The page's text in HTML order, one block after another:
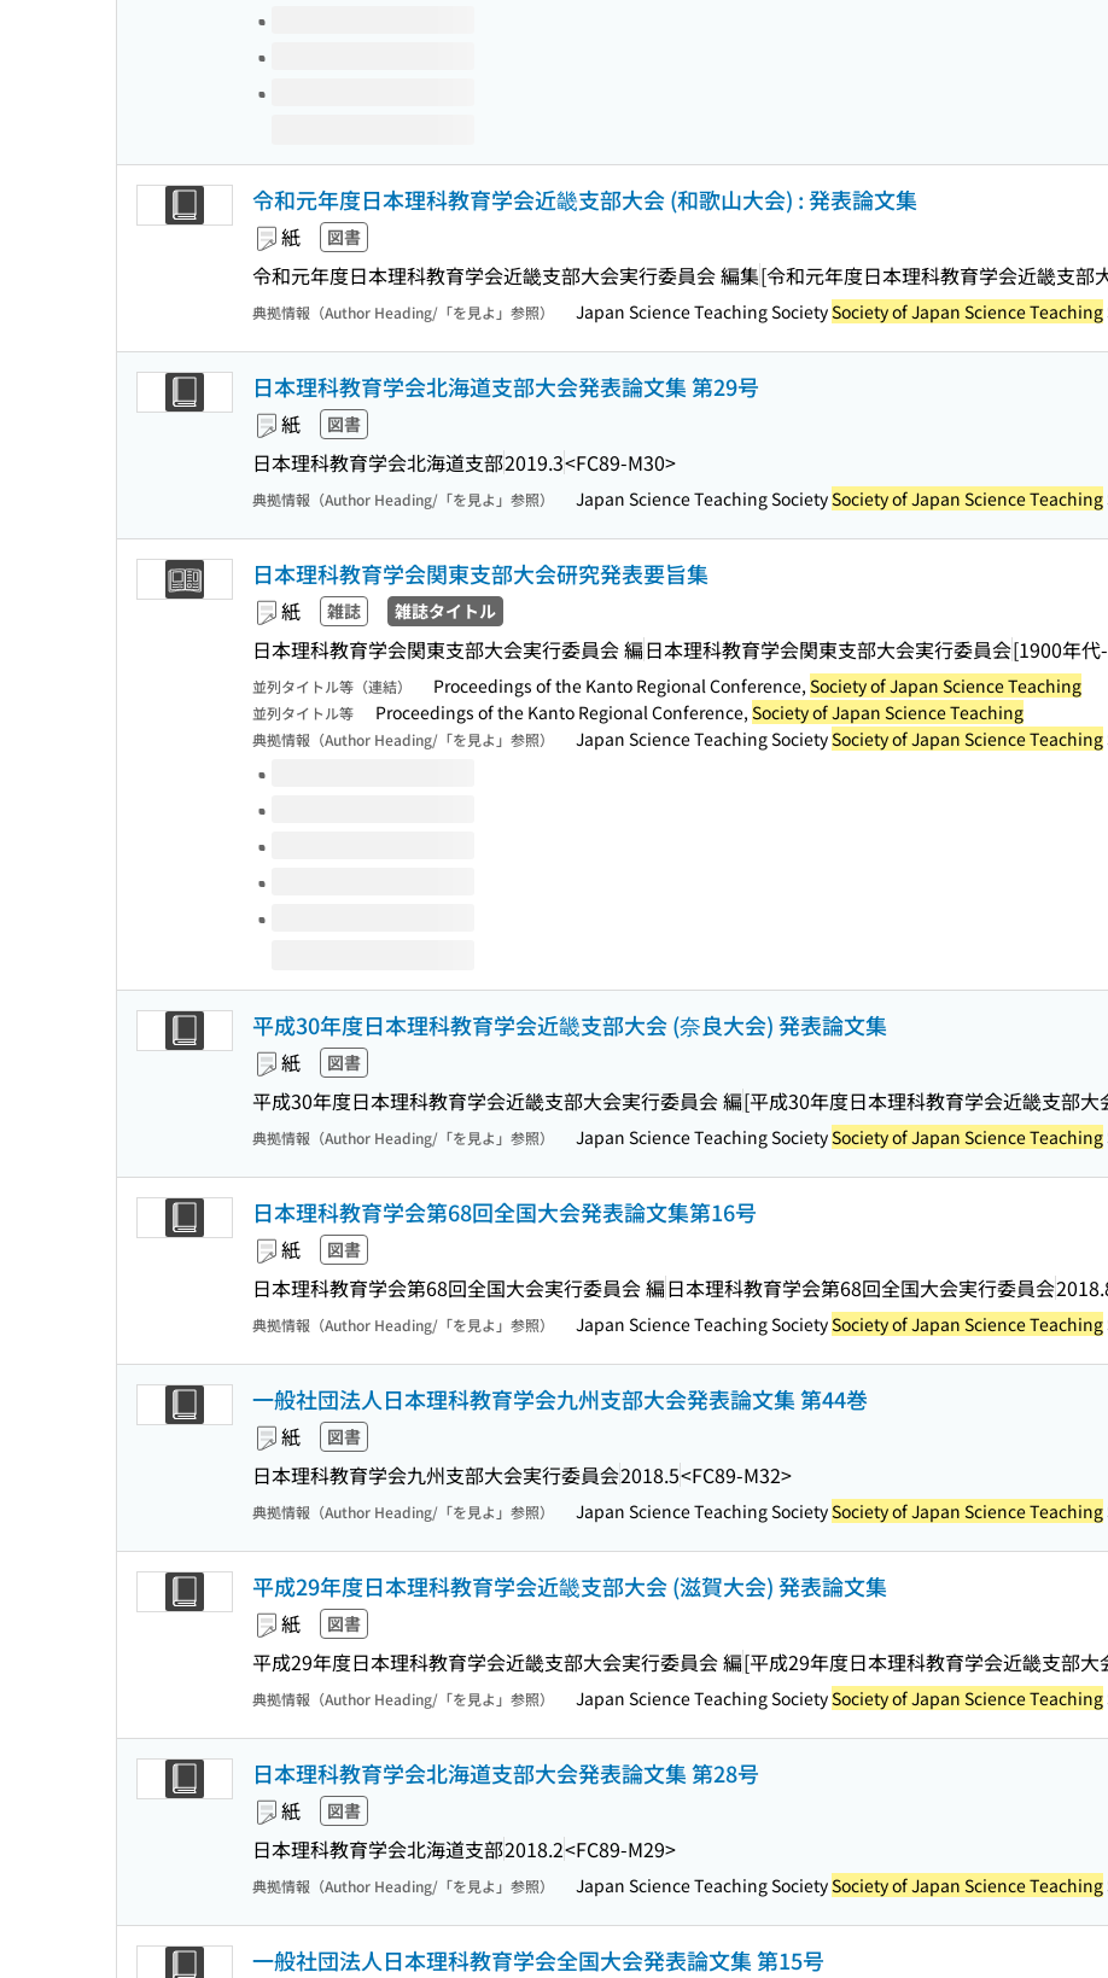
令和元年度日本理科教育学会近畿支部大会 (和歌山大会) : 発表論文集
紙 図書
令和元年度日本理科教育学会近畿支部大会実行委員会 編集[令和元年度日本理科教育学会近畿支部
典拠情報（Author Heading/「を見よ」参照） Japan Science Teaching SocietySociety of Japan Science Teaching
日本理科教育学会北海道支部大会発表論文集 第29号
紙 図書
日本理科教育学会北海道支部2019.3<FC89-M30>
典拠情報（Author Heading/「を見よ」参照） Japan Science Teaching SocietySociety of Japan Science Teaching
日本理科教育学会関東支部大会研究発表要旨集
紙 雑誌 雑誌タイトル
日本理科教育学会関東支部大会実行委員会 編日本理科教育学会関東支部大会実行委員会[1900年代
並列タイトル等（連結） Proceedings of the Kanto Regional Conference, Society of Japan Science Teaching
並列タイトル等 Proceedings of the Kanto Regional Conference, Society of Japan Science Teaching
典拠情報（Author Heading/「を見よ」参照） Japan Science Teaching SocietySociety of Japan Science Teaching
このタイトルの巻号
平成30年度日本理科教育学会近畿支部大会 (奈良大会) 発表論文集
紙 図書
平成30年度日本理科教育学会近畿支部大会実行委員会 編[平成30年度日本理科教育学会近畿支部大
典拠情報（Author Heading/「を見よ」参照） Japan Science Teaching SocietySociety of Japan Science Teaching
日本理科教育学会第68回全国大会発表論文集第16号
紙 図書
日本理科教育学会第68回全国大会実行委員会 編日本理科教育学会第68回全国大会実行委員会
典拠情報（Author Heading/「を見よ」参照） Japan Science Teaching SocietySociety of Japan Science Teaching
一般社団法人日本理科教育学会九州支部大会発表論文集 第44巻
紙 図書
日本理科教育学会九州支部大会実行委員会2018.5<FC89-M32>
典拠情報（Author Heading/「を見よ」参照） Japan Science Teaching SocietySociety of Japan Science Teaching
平成29年度日本理科教育学会近畿支部大会 (滋賀大会) 発表論文集
紙 図書
平成29年度日本理科教育学会近畿支部大会実行委員会 編[平成29年度日本理科教育学会近畿支部大
典拠情報（Author Heading/「を見よ」参照） Japan Science Teaching SocietySociety of Japan Science Teaching
日本理科教育学会北海道支部大会発表論文集 第28号
紙 図書
日本理科教育学会北海道支部2018.2<FC89-M29>
典拠情報（Author Heading/「を見よ」参照） Japan Science Teaching SocietySociety of Japan Science Teaching
一般社団法人日本理科教育学会全国大会発表論文集 第15号